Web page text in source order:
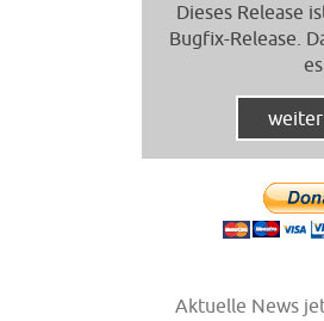
Dieses Release
Bugfix-Release.
Aktuelle News